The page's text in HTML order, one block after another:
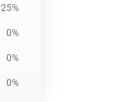
25%
0%
0%
0%